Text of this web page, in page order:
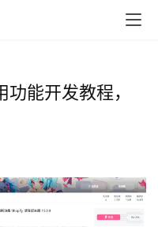
能开发教程，